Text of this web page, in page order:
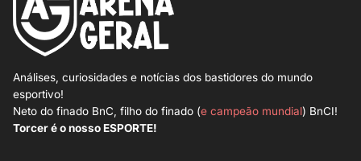
Análises, curiosidades e notícias dos bastidores do mundo
esportivo!
Neto do finado BnC, filho do finado (e campeão mundial) BnCI!
Torcer é o nosso ESPORTE!